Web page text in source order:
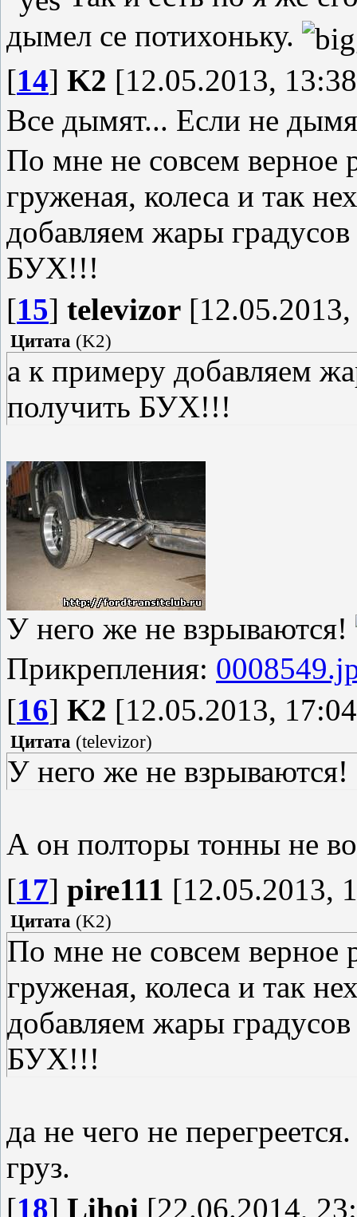
дымел се потихоньку.
[14] K2 [12.05.2013,
Все дымят... Если не
По мне не совсем верное
груженая, колеса и так
добавляем жары
БУХ!!!
[15] televizor
Цитата (K2)
а к примеру добавляем
получить БУХ!!!
У него же не взрываются!
Прикрепления:
[16] K2 [12.05.2013,
Цитата (televizor)
У него же не взрываются!
А он полторы тонны не
[17] pire111 [12.05.2013,
Цитата (K2)
По мне не совсем верное
груженая, колеса и так
добавляем жары
БУХ!!!
да не чего не
груз.
[18] Lihoi [22.06.2014,